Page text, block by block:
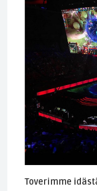
Toverimme